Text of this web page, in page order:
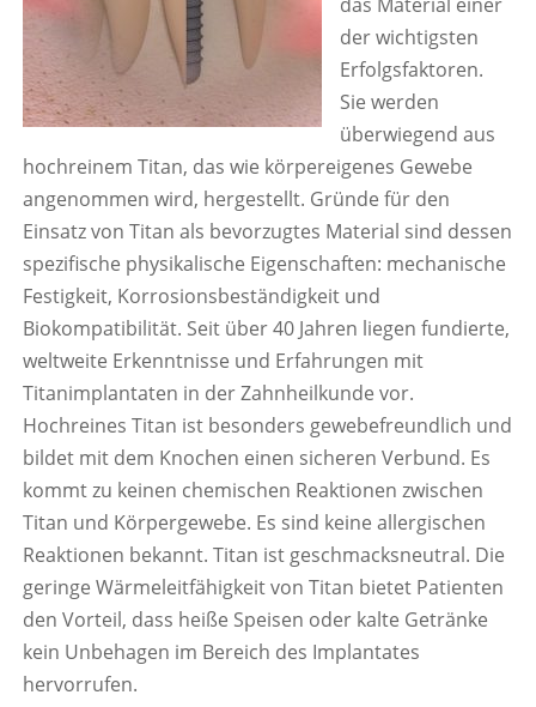
der wichtigsten
Erfolgsfaktoren.
Sie werden
überwiegend aus
hochreinem Titan, das wie körpereigenes Gewebe
angenommen wird, hergestellt. Gründe für den
Einsatz von Titan als bevorzugtes Material sind dessen
spezifische physikalische Eigenschaften: mechanische
Festigkeit, Korrosionsbeständigkeit und
Biokompatibilität. Seit über 40 Jahren liegen fundierte,
weltweite Erkenntnisse und Erfahrungen mit
Titanimplantaten in der Zahnheilkunde vor.
Hochreines Titan ist besonders gewebefreundlich und
bildet mit dem Knochen einen sicheren Verbund. Es
kommt zu keinen chemischen Reaktionen zwischen
Titan und Körpergewebe. Es sind keine allergischen
Reaktionen bekannt. Titan ist geschmacksneutral. Die
geringe Wärmeleitfähigkeit von Titan bietet Patienten
den Vorteil, dass heiße Speisen oder kalte Getränke
kein Unbehagen im Bereich des Implantates
hervorrufen.